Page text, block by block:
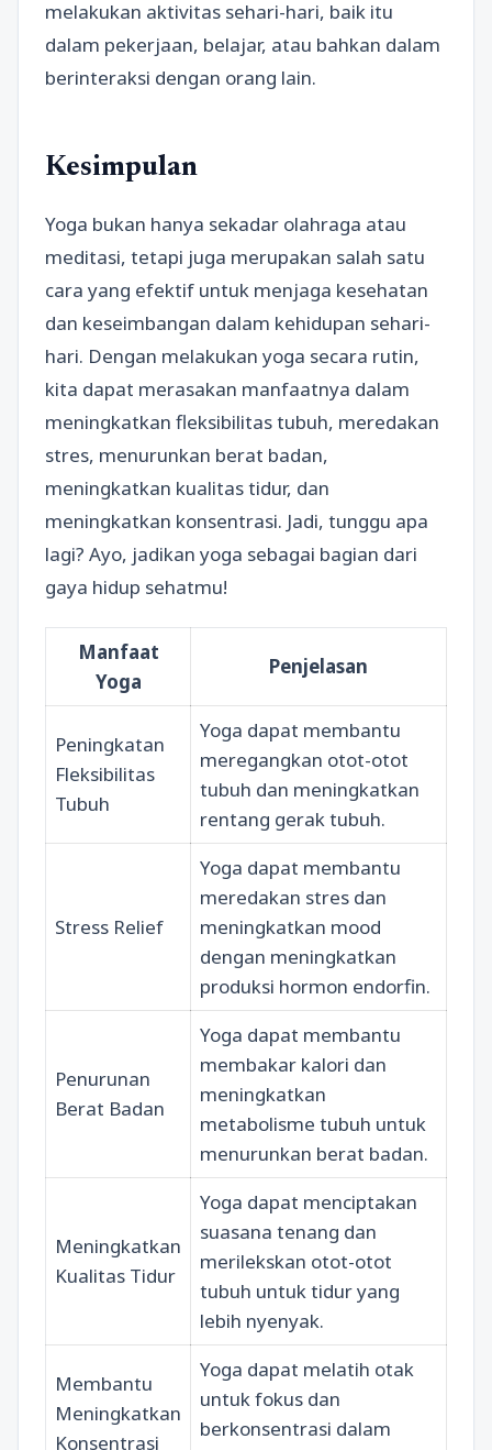
melakukan aktivitas sehari-hari, baik itu
dalam pekerjaan, belajar, atau bahkan dalam
berinteraksi dengan orang lain.
Kesimpulan
Yoga bukan hanya sekadar olahraga atau
meditasi, tetapi juga merupakan salah satu
cara yang efektif untuk menjaga kesehatan
dan keseimbangan dalam kehidupan sehari-
hari. Dengan melakukan yoga secara rutin,
kita dapat merasakan manfaatnya dalam
meningkatkan fleksibilitas tubuh, meredakan
stres, menurunkan berat badan,
meningkatkan kualitas tidur, dan
meningkatkan konsentrasi. Jadi, tunggu apa
lagi? Ayo, jadikan yoga sebagai bagian dari
gaya hidup sehatmu!
Manfaat
Yoga
Penjelasan
Peningkatan
Fleksibilitas
Tubuh
Yoga dapat membantu
meregangkan otot-otot
tubuh dan meningkatkan
rentang gerak tubuh.
Stress Relief
Yoga dapat membantu
meredakan stres dan
meningkatkan mood
dengan meningkatkan
produksi hormon endorfin.
Penurunan
Berat Badan
Yoga dapat membantu
membakar kalori dan
meningkatkan
metabolisme tubuh untuk
menurunkan berat badan.
Meningkatkan
Kualitas Tidur
Yoga dapat menciptakan
suasana tenang dan
merilekskan otot-otot
tubuh untuk tidur yang
lebih nyenyak.
Membantu
Meningkatkan
Konsentrasi
Yoga dapat melatih otak
untuk fokus dan
berkonsentrasi dalam